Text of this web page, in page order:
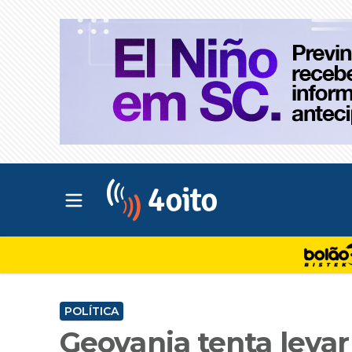
Abrir menu principal
POLÍTICA
Geovania tenta